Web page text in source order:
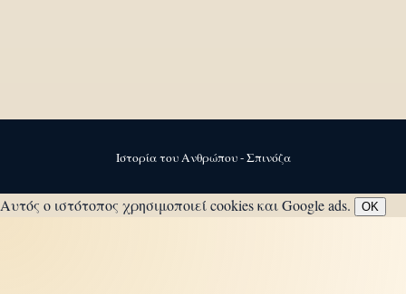
Ιστορία του Ανθρώπου - Σπινόζα
Αυτός ο ιστότοπος χρησιμοποιεί cookies και Google ads. OK